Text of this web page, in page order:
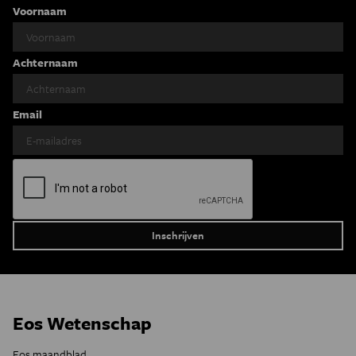
Voornaam
Achternaam
Email
Eos Wetenschap